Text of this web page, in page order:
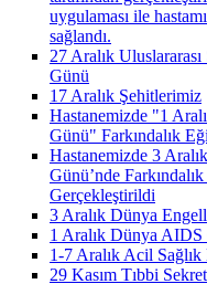
uygulaması ile
sağlandı.
27 Aralık Uluslararası
Günü
17 Aralık Şehitlerimiz
Hastanemizde "1
Günü" Farkındalık
Hastanemizde 3
Günü’nde Farkındalık
Gerçekleştirildi
3 Aralık Dünya
1 Aralık Dünya AIDS
1-7 Aralık Acil
29 Kasım Tıbbi